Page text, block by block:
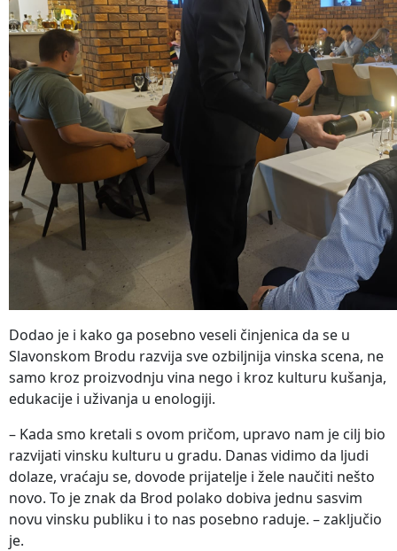
Dodao je i kako ga posebno veseli činjenica da se u
Slavonskom Brodu razvija sve ozbiljnija vinska scena, ne
samo kroz proizvodnju vina nego i kroz kulturu kušanja,
edukacije i uživanja u enologiji.
– Kada smo kretali s ovom pričom, upravo nam je cilj bio
razvijati vinsku kulturu u gradu. Danas vidimo da ljudi
dolaze, vraćaju se, dovode prijatelje i žele naučiti nešto
novo. To je znak da Brod polako dobiva jednu sasvim
novu vinsku publiku i to nas posebno raduje. – zaključio
je.